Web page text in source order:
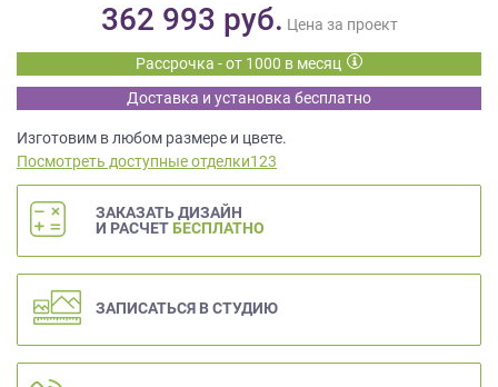
362 993 руб. Цена за проект
Рассрочка - от 1000 в месяц
Доставка и установка бесплатно
Изготовим в любом размере и цвете.
Посмотреть доступные отделки123
ЗАКАЗАТЬ ДИЗАЙН
И РАСЧЕТ БЕСПЛАТНО
ЗАПИСАТЬСЯ В СТУДИЮ
обработки
персональных
данных.